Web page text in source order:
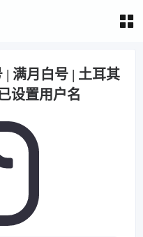
满月白号 | 土耳其
设置用户名